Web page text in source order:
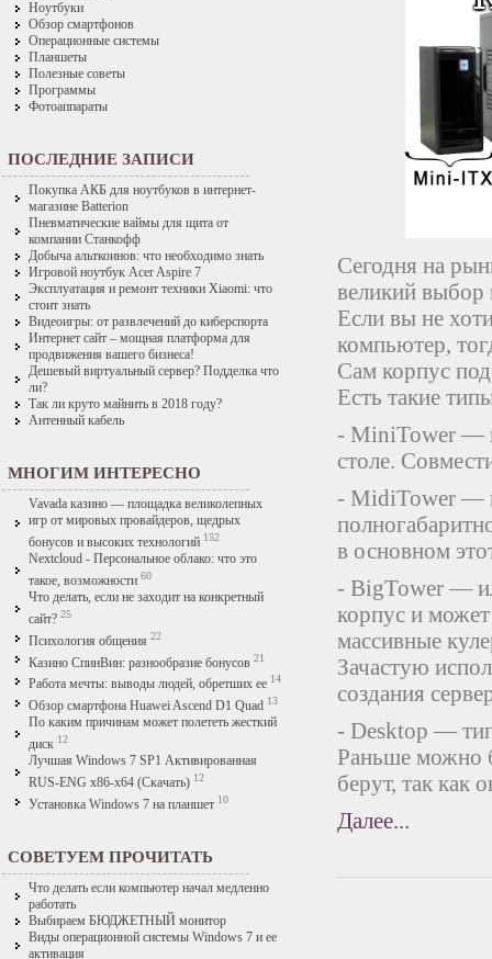
Ноутбуки
Обзор смартфонов
Операционные системы
Планшеты
Полезные советы
Программы
Фотоаппараты
ПОСЛЕДНИЕ ЗАПИСИ
Покупка АКБ для ноутбуков в интернет-
магазине Batterion
Пневматические ваймы для щита от
компании Станкофф
Добыча альткоинов: что необходимо знать
Игровой ноутбук Acer Aspire 7
Эксплуатация и ремонт техники Xiaomi: что
стоит знать
Видеоигры: от развлечений до киберспорта
Интернет сайт – мощная платформа для
продвижения вашего бизнеса!
Дешевый виртуальный сервер? Подделка что
ли?
Так ли круто майнить в 2018 году?
Антенный кабель
МНОГИМ ИНТЕРЕСНО
Vavada казино — площадка великолепных
игр от мировых провайдеров, щедрых
бонусов и высоких технологий 152
Nextcloud - Персональное облако: что это
такое, возможности 60
Что делать, если не заходит на конкретный
сайт? 25
Психология общения 22
Казино СпинВин: разнообразие бонусов 21
Работа мечты: выводы людей, обретших ее 14
Обзор смартфона Huawei Ascend D1 Quad 13
По каким причинам может полететь жесткий
диск 12
Лучшая Windows 7 SP1 Активированная
RUS-ENG x86-x64 (Скачать) 12
Установка Windows 7 на планшет 10
СОВЕТУЕМ ПРОЧИТАТЬ
Что делать если компьютер начал медленно
работать
Выбираем БЮДЖЕТНЫЙ монитор
Виды операционной системы Windows 7 и ее
активация
Сегодня на
великий выбор
Если вы не
компьютер,
Сам корпус
Есть такие
- MiniTower —
столе.
- MidiTower —
в основном
- BigTower —
корпус и
массивные
Зачастую
создания
- Desktop — тип
Раньше можно
берут, так как
Далее...